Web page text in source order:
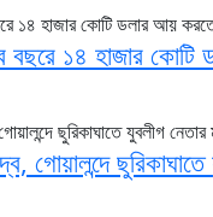
বছরে ১৪ হাজার
গোয়ালন্দে